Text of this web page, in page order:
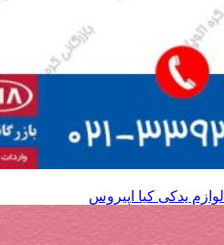
لوازم یدکی کیا اپیروس